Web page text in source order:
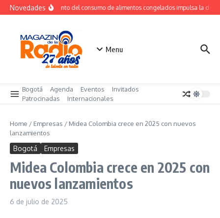
Saltar al contenido
NovedadesCrecimiento del consumo de alimentos congelados impulsa la
Menu
Bogotá Agenda Eventos
Invitados
Patrocinadas
Internacionales
Home / Empresas / Midea Colombia crece en 2025 con nuevos
lanzamientos
Bogotá Empresas
Midea Colombia crece en 2025 con
nuevos lanzamientos
6 de julio de 2025